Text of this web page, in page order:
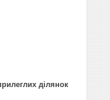
ділянок